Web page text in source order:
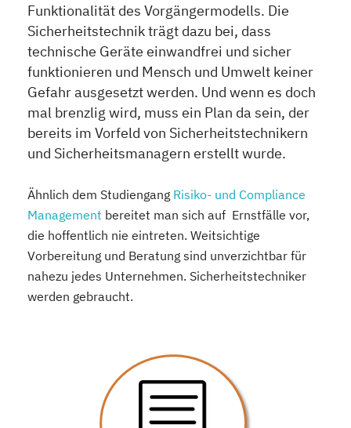
Funktionalität des Vorgängermodells. Die
Sicherheitstechnik trägt dazu bei, dass
technische Geräte einwandfrei und sicher
funktionieren und Mensch und Umwelt keiner
Gefahr ausgesetzt werden. Und wenn es doch
mal brenzlig wird, muss ein Plan da sein, der
bereits im Vorfeld von Sicherheitstechnikern
und Sicherheitsmanagern erstellt wurde.
Ähnlich dem Studiengang Risiko- und Compliance
Management bereitet man sich auf Ernstfälle vor,
die hoffentlich nie eintreten. Weitsichtige
Vorbereitung und Beratung sind unverzichtbar für
nahezu jedes Unternehmen. Sicherheitstechniker
werden gebraucht.